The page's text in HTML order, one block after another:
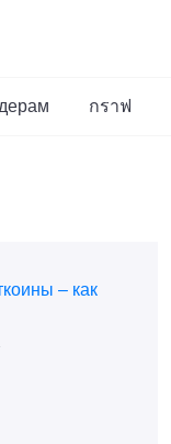
กราฟ
– как